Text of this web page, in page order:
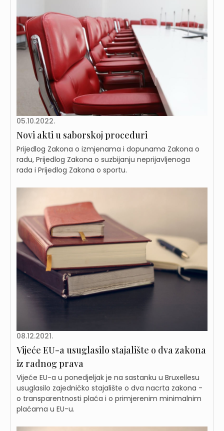
05.10.2022.
Novi akti u saborskoj proceduri
Prijedlog Zakona o izmjenama i dopunama Zakona o
radu, Prijedlog Zakona o suzbijanju neprijavljenoga
rada i Prijedlog Zakona o sportu.
08.12.2021.
Vijeće EU-a usuglasilo stajalište o dva zakona
iz radnog prava
Vijeće EU-a u ponedjeljak je na sastanku u Bruxellesu
usuglasilo zajedničko stajalište o dva nacrta zakona -
o transparentnosti plaća i o primjerenim minimalnim
plaćama u EU-u.